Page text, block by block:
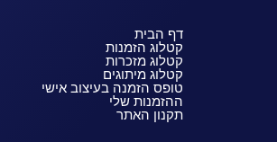
דף הבית
קטלוג הזמנות
קטלוג מזכרות
קטלוג מיתוגים
טופס הזמנה בעיצוב אישי
ההזמנות שלי
תקנון האתר